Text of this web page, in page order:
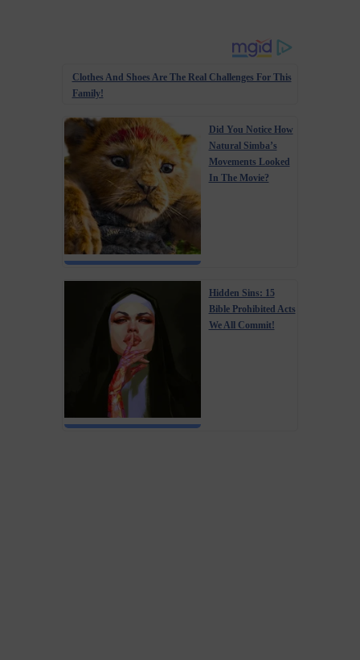
Clothes And Shoes Are The Real Challenges For This
Family!
Did You Notice How
Natural Simba’s
Movements Looked
In The Movie?
Hidden Sins: 15
Bible Prohibited Acts
We All Commit!